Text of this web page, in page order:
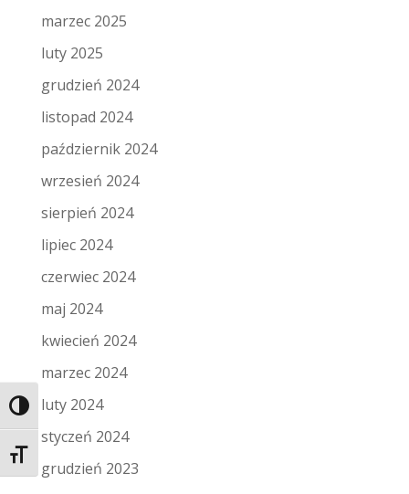
Toggle High Contrast
Toggle Font size
marzec 2025
luty 2025
grudzień 2024
listopad 2024
październik 2024
wrzesień 2024
sierpień 2024
lipiec 2024
czerwiec 2024
maj 2024
kwiecień 2024
marzec 2024
luty 2024
styczeń 2024
grudzień 2023